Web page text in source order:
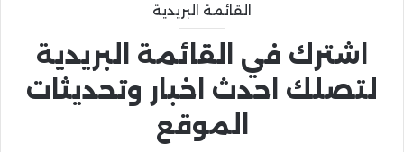
القائمة البريدية
اشترك في القائمة البريدية
لتصلك احدث اخبار وتحديثات
الموقع